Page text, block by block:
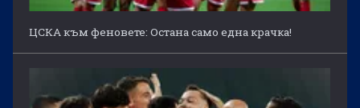
ЦСКА към феновете: Остана само една крачка!